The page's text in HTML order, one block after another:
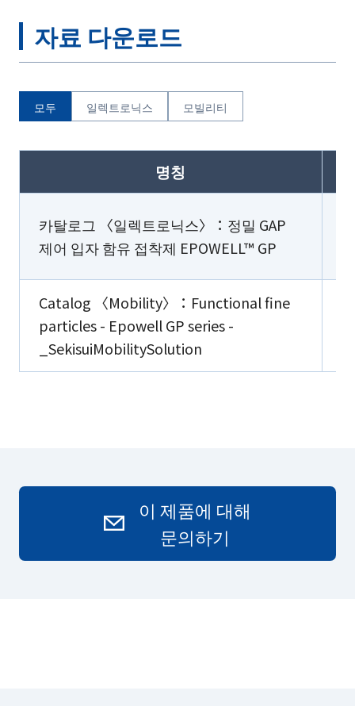
자료 다운로드
모두 일렉트로닉스 모빌리티
명칭
카탈로그 〈일렉트로닉스〉：정밀 GAP
제어 입자 함유 접착제 EPOWELL™ GP
Catalog 〈Mobility〉：Functional fine
particles - Epowell GP series -
_SekisuiMobilitySolution
이 제품에 대해
문의하기